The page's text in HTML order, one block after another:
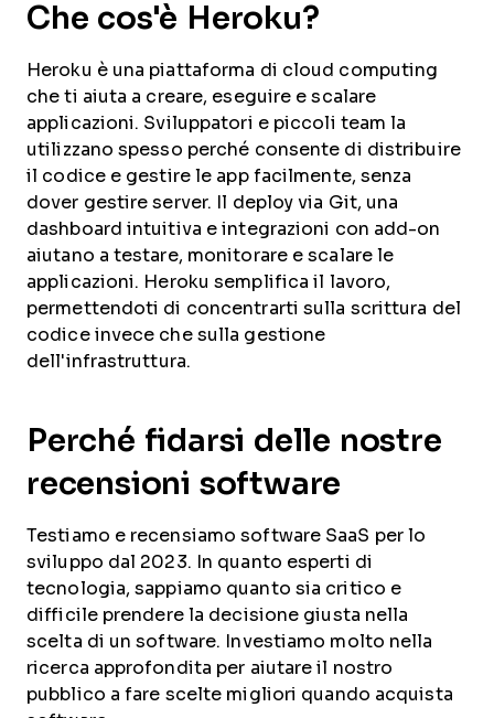
Che cos'è Heroku?
Heroku è una piattaforma di cloud computing
che ti aiuta a creare, eseguire e scalare
applicazioni. Sviluppatori e piccoli team la
utilizzano spesso perché consente di distribuire
il codice e gestire le app facilmente, senza
dover gestire server. Il deploy via Git, una
dashboard intuitiva e integrazioni con add-on
aiutano a testare, monitorare e scalare le
applicazioni. Heroku semplifica il lavoro,
permettendoti di concentrarti sulla scrittura del
codice invece che sulla gestione
dell'infrastruttura.
Perché fidarsi delle nostre
recensioni software
Testiamo e recensiamo software SaaS per lo
sviluppo dal 2023. In quanto esperti di
tecnologia, sappiamo quanto sia critico e
difficile prendere la decisione giusta nella
scelta di un software. Investiamo molto nella
ricerca approfondita per aiutare il nostro
pubblico a fare scelte migliori quando acquista